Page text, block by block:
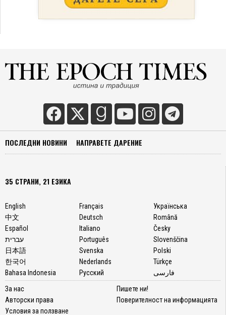
ПОСЛЕДНИ НОВИНИ НАПРАВЕТЕ ДАРЕНИЕ
35 СТРАНИ, 21 ЕЗИКА
English
中文
Español
עברית
日本語
한국어
Bahasa Indonesia
Français
Deutsch
Italiano
Português
Svenska
Nederlands
Русский
Українська
Română
Česky
Slovenščina
Polski
Türkçe
فارسی
За нас
Авторски права
Условия за ползване
Пишете ни!
Поверителност на информацията